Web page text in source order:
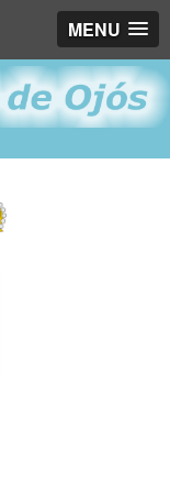
MENU